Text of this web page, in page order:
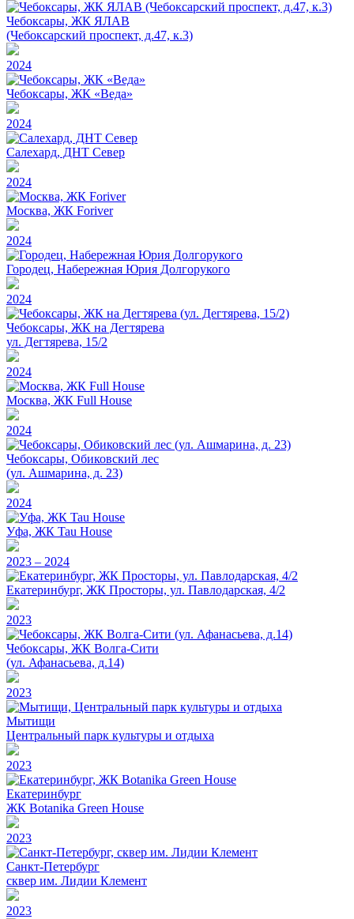
Чебоксары, ЖК ЯЛАВ
(Чебоксарский проспект, д.47, к.3)
2024
Чебоксары, ЖК «Веда»
2024
Салехард, ДНТ Север
2024
Москва, ЖК Foriver
2024
Городец, Набережная Юрия Долгорукого
2024
Чебоксары, ЖК на Дегтярева
ул. Дегтярева, 15/2
2024
Москва, ЖК Full House
2024
Чебоксары, Обиковский лес
(ул. Ашмарина, д. 23)
2024
Уфа, ЖК Tau House
2023 – 2024
Екатеринбург, ЖК Просторы, ул. Павлодарская, 4/2
2023
Чебоксары, ЖК Волга-Сити
(ул. Афанасьева, д.14)
2023
Мытищи
Центральный парк культуры и отдыха
2023
Екатеринбург
ЖК Botanika Green House
2023
Санкт-Петербург
сквер им. Лидии Клемент
2023